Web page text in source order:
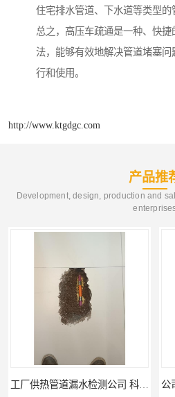
住宅排水管道、下水道等类型的
总之，高压车疏通是一种、快
法，能够有效地解决管道堵塞
行和使用。
http://www.ktgdgc.com
产品推
Development, design, production and
公